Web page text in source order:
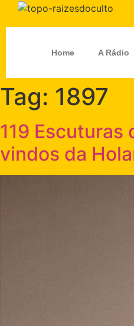
Home A Rádio
Tag: 1897
119
vindos da